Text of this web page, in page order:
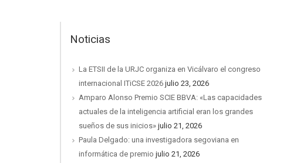
Noticias
La ETSII de la URJC organiza en Vicálvaro el congreso
internacional ITiCSE 2026 julio 23, 2026
Amparo Alonso Premio SCIE BBVA: «Las capacidades
actuales de la inteligencia artificial eran los grandes
sueños de sus inicios» julio 21, 2026
Paula Delgado: una investigadora segoviana en
informática de premio julio 21, 2026